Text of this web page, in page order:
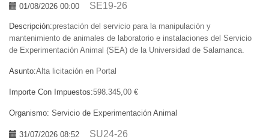
01/08/2026 00:00 SE19-26
Descripción:prestación del servicio para la manipulación y
mantenimiento de animales de laboratorio e instalaciones del Servicio
de Experimentación Animal (SEA) de la Universidad de Salamanca.
Asunto:Alta licitación en Portal
Importe Con Impuestos:598.345,00 €
Organismo: Servicio de Experimentación Animal
31/07/2026 08:52 SU24-26